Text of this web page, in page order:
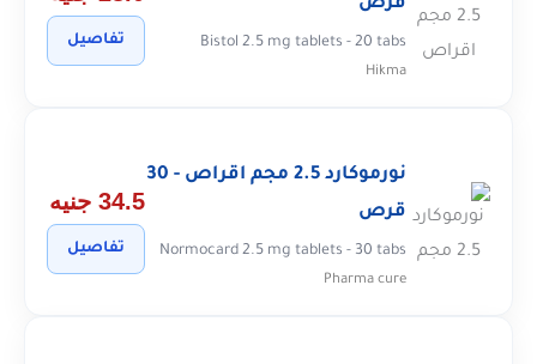
قرص
Bistol 2.5 mg tablets - 20 tabs
Hikma
تفاصيل
نورموكارد 2.5 مجم اقراص - 30
قرص
Normocard 2.5 mg tablets - 30 tabs
Pharma cure
34.5 جنيه
تفاصيل